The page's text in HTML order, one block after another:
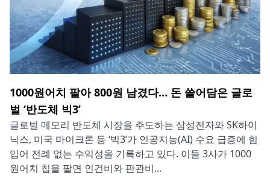
1000원어치 팔아 800원 남겼다… 돈 쓸어담은 글로
벌 ‘반도체 빅3’
글로벌 메모리 반도체 시장을 주도하는 삼성전자와 SK하이
닉스, 미국 마이크론 등 ‘빅3’가 인공지능(AI) 수요 급증에 힘
입어 전례 없는 수익성을 기록하고 있다. 이들 3사가 1000
원어치 칩을 팔면 인건비와 판관비...